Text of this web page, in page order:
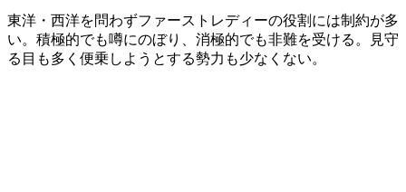
東洋・西洋を問わずファーストレディーの役割には制約が多
い。積極的でも噂にのぼり、消極的でも非難を受ける。見守
る目も多く便乗しようとする勢力も少なくない。